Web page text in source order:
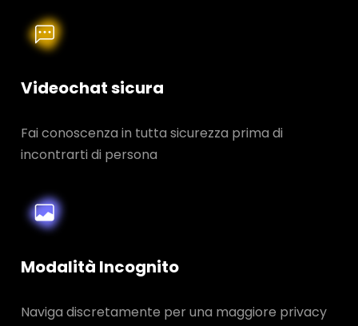
Videochat sicura
Fai conoscenza in tutta sicurezza prima di
incontrarti di persona
Modalità Incognito
Naviga discretamente per una maggiore privacy